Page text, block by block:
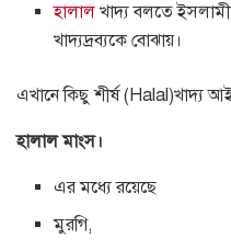
হালাল খাদ্য বলতে
খাদ্যদ্রব্যকে বোঝায়।
এখানে কিছু শীর্ষ (Halal)খাদ্য
হালাল মাংস।
এর মধ্যে রয়েছে
মুরগি,